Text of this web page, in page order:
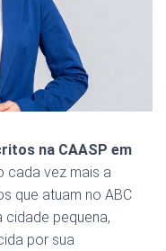
na CAASP em
cada vez mais a
que atuam no ABC
cidade pequena,
por sua